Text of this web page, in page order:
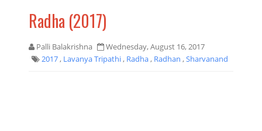
Radha (2017)
Palli Balakrishna
Wednesday, August 16, 2017
2017, Lavanya Tripathi, Radha, Radhan ,Sharvanand